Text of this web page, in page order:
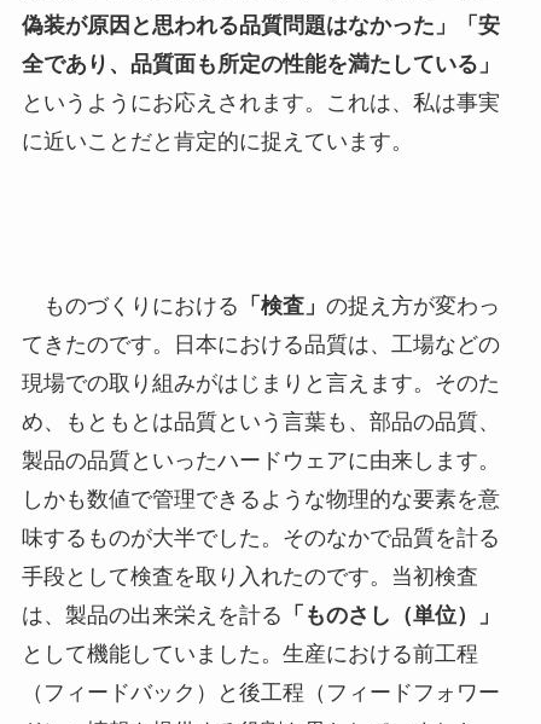
偽装が原因と思われる品質問題はなかった」「安
全であり、品質面も所定の性能を満たしている」
というようにお応えされます。これは、私は事実
に近いことだと肯定的に捉えています。
ものづくりにおける 「検査」 の捉え方が変わっ
てきたのです。日本における品質は、工場などの
現場での取り組みがはじまりと言えます。そのた
め、もともとは品質という言葉も、部品の品質、
製品の品質といったハードウェアに由来します。
しかも数値で管理できるような物理的な要素を意
味するものが大半でした。そのなかで品質を計る
手段として検査を取り入れたのです。当初検査
は、製品の出来栄えを計る 「ものさし（単位）」
として機能していました。生産における前工程
（フィードバック）と後工程（フィードフォワー